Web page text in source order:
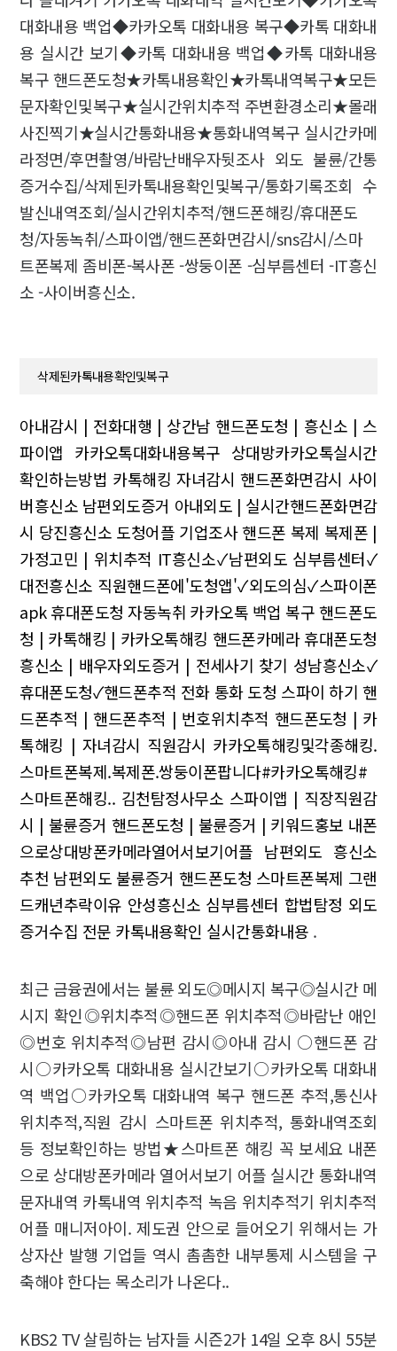
대화내용 백업◆카카오톡 대화내용 복구◆카톡 대화내
용 실시간 보기◆카톡 대화내용 백업◆카톡 대화내용
복구 핸드폰도청★카톡내용확인★카톡내역복구★모든
문자확인및복구★실시간위치추적 주변환경소리★몰래
사진찍기★실시간통화내용★통화내역복구 실시간카메
라정면/후면촬영/바람난배우자뒷조사 외도 불륜/간통
증거수집/삭제된카톡내용확인및복구/통화기록조회 수
발신내역조회/실시간위치추적/핸드폰해킹/휴대폰도
청/자동녹취/스파이앱/핸드폰화면감시/sns감시/스마
트폰복제 좀비폰-복사폰 -쌍둥이폰 -심부름센터 -IT흥신
소 -사이버흥신소.
삭제된카톡내용확인및복구
아내감시 | 전화대행 | 상간남 핸드폰도청 | 흥신소 | 스
파이앱 카카오톡대화내용복구 상대방카카오톡실시간
확인하는방법 카톡해킹 자녀감시 핸드폰화면감시 사이
버흥신소 남편외도증거 아내외도 | 실시간핸드폰화면감
시 당진흥신소 도청어플 기업조사핸드폰 복제 복제폰 |
가정고민 | 위치추적 IT흥신소✓남편외도 심부름센터✓
대전흥신소 직원핸드폰에'도청앱'✓외도의심✓스파이폰
apk 휴대폰도청 자동녹취 카카오톡 백업 복구핸드폰도
청 | 카톡해킹 | 카카오톡해킹 핸드폰카메라 휴대폰도청
흥신소 | 배우자외도증거 | 전세사기 찾기 성남흥신소✓
휴대폰도청✓핸드폰추적 전화 통화 도청 스파이 하기 핸
드폰추적 | 핸드폰추적 | 번호위치추적 핸드폰도청 | 카
톡해킹 | 자녀감시 직원감시 카카오톡해킹및각종해킹.
스마트폰복제.복제폰.쌍둥이폰팝니다#카카오톡해킹#
스마트폰해킹.. 김천탐정사무소 스파이앱 | 직장직원감
시 | 불륜증거 핸드폰도청 | 불륜증거 | 키워드홍보 내폰
으로상대방폰카메라열어서보기어플 남편외도 흥신소
추천 남편외도 불륜증거 핸드폰도청 스마트폰복제 그랜
드캐년추락이유 안성흥신소 심부름센터 합법탐정 외도
증거수집 전문 카톡내용확인 실시간통화내용 .
최근 금융권에서는 불륜 외도◎메시지 복구◎실시간 메
시지 확인◎위치추적◎핸드폰 위치추적◎바람난 애인
◎번호 위치추적◎남편 감시◎아내 감시 ○핸드폰 감
시○카카오톡 대화내용 실시간보기○카카오톡 대화내
역 백업○카카오톡 대화내역 복구 핸드폰 추적,통신사
위치추적,직원 감시 스마트폰 위치추적, 통화내역조회
등 정보확인하는 방법★스마트폰 해킹 꼭 보세요 내폰
으로 상대방폰카메라 열어서보기 어플 실시간 통화내역
문자내역 카톡내역 위치추적 녹음 위치추적기 위치추적
어플 매니저아이. 제도권 안으로 들어오기 위해서는 가
상자산 발행 기업들 역시 촘촘한 내부통제 시스템을 구
축해야 한다는 목소리가 나온다..
KBS2 TV 살림하는 남자들 시즌2가 14일 오후 8시 55분